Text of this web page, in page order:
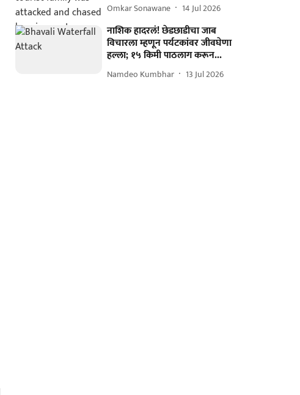
Omkar Sonawane 14 Jul 2026
नाशिक हादरलं! छेडछाडीचा जाब
विचारला म्हणून पर्यटकांवर जीवघेणा
हल्ला; १५ किमी पाठलाग करून...
Namdeo Kumbhar 13 Jul 2026